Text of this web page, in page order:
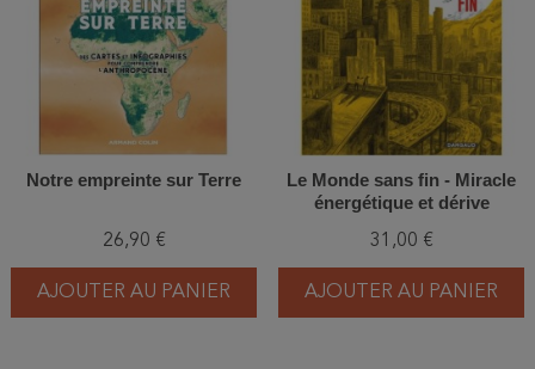
Notre empreinte sur Terre
26,90 €
AJOUTER AU PANIER
Le Monde sans fin - Miracle
énergétique et dérive
31,00 €
AJOUTER AU PANIER